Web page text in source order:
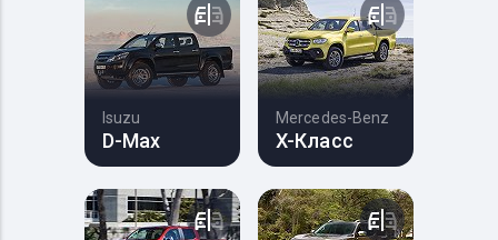
Isuzu
D-Max
Mercedes-Benz
X-Класс